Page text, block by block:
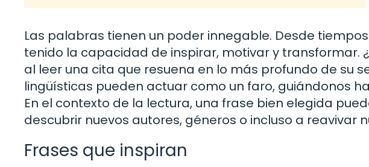
Las palabras tienen un poder innegable. Desde
tenido la capacidad de inspirar, motivar y transformar.
al leer una cita que resuena en lo más profundo de su
lingüísticas pueden actuar como un faro, guiándonos
En el contexto de la lectura, una frase bien elegida
descubrir nuevos autores, géneros o incluso a reavivar
Frases que inspiran